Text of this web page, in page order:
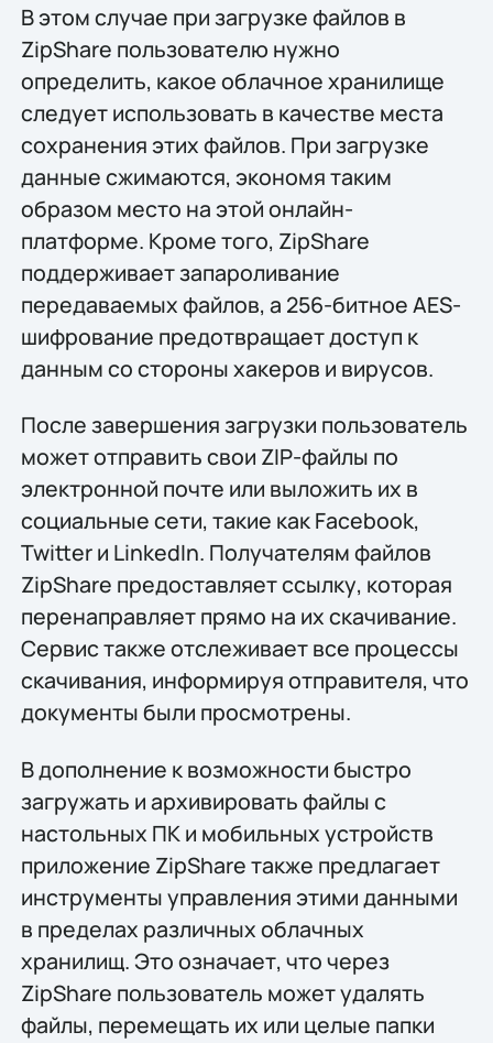
В этом случае при загрузке файлов в
ZipShare пользователю нужно
определить, какое облачное хранилище
следует использовать в качестве места
сохранения этих файлов. При загрузке
данные сжимаются, экономя таким
образом место на этой онлайн-
платформе. Кроме того, ZipShare
поддерживает запароливание
передаваемых файлов, а 256-битное AES-
шифрование предотвращает доступ к
данным со стороны хакеров и вирусов.
После завершения загрузки пользователь
может отправить свои ZIP-файлы по
электронной почте или выложить их в
социальные сети, такие как Facebook,
Twitter и LinkedIn. Получателям файлов
ZipShare предоставляет ссылку, которая
перенаправляет прямо на их скачивание.
Сервис также отслеживает все процессы
скачивания, информируя отправителя, что
документы были просмотрены.
В дополнение к возможности быстро
загружать и архивировать файлы с
настольных ПК и мобильных устройств
приложение ZipShare также предлагает
инструменты управления этими данными
в пределах различных облачных
хранилищ. Это означает, что через
ZipShare пользователь может удалять
файлы, перемещать их или целые папки